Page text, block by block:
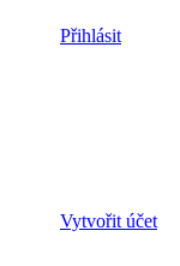
Přihlásit
Vytvořit účet